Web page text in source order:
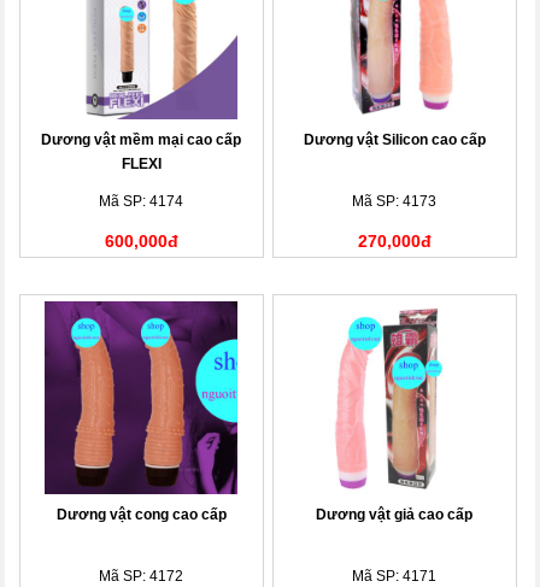
Dương vật mềm mại cao cấp
FLEXI
Mã SP: 4174
600,000đ
Dương vật Silicon cao cấp
Mã SP: 4173
270,000đ
Dương vật cong cao cấp
Mã SP: 4172
Dương vật giả cao cấp
Mã SP: 4171